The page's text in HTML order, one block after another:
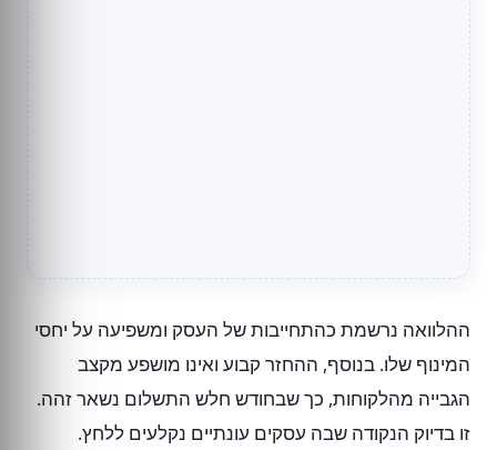
ההלוואה נרשמת כהתחייבות של העסק ומשפיעה על יחסי
המינוף שלו. בנוסף, ההחזר קבוע ואינו מושפע מקצב
הגבייה מהלקוחות, כך שבחודש חלש התשלום נשאר זהה.
זו בדיוק הנקודה שבה עסקים עונתיים נקלעים ללחץ.